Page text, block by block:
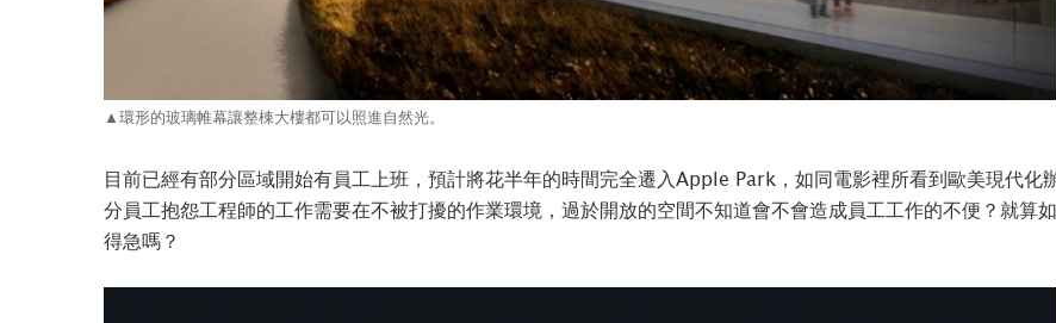
▲環形的玻璃帷幕讓整棟大樓都可以照進自然光。
目前已經有部分區域開始有員工上班，預計將花半年的時間完全遷入Apple Park，如同電影裡所看到歐美現代化
分員工抱怨工程師的工作需要在不被打擾的作業環境，過於開放的空間不知道會不會造成員工工作的不便？就算
得急嗎？